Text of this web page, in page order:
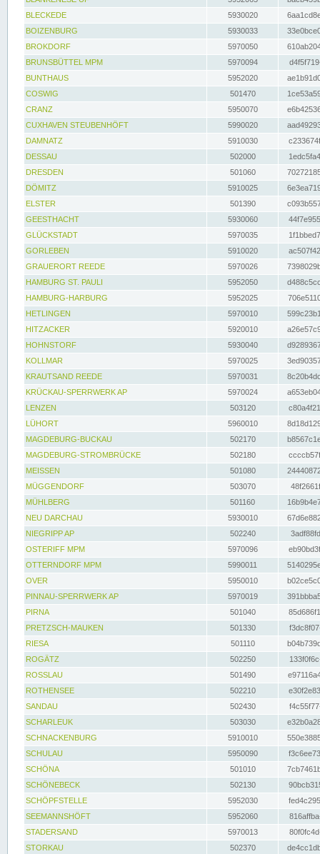
BLECKEDE
5930020
BOIZENBURG
5930033
BROKDORF
5970050
BRUNSBÜTTEL MPM
5970094
BUNTHAUS
5952020
COSWIG
501470
CRANZ
5950070
CUXHAVEN STEUBENHÖFT
5990020
DAMNATZ
5910030
DESSAU
502000
DRESDEN
501060
DÖMITZ
5910025
ELSTER
501390
GEESTHACHT
5930060
GLÜCKSTADT
5970035
GORLEBEN
5910020
GRAUERORT REEDE
5970026
HAMBURG ST. PAULI
5952050
HAMBURG-HARBURG
5952025
HETLINGEN
5970010
HITZACKER
5920010
HOHNSTORF
5930040
KOLLMAR
5970025
KRAUTSAND REEDE
5970031
KRÜCKAU-SPERRWERK AP
5970024
LENZEN
503120
LÜHORT
5960010
MAGDEBURG-BUCKAU
502170
MAGDEBURG-STROMBRÜCKE
502180
MEISSEN
501080
MÜGGENDORF
503070
MÜHLBERG
501160
NEU DARCHAU
5930010
NIEGRIPP AP
502240
OSTERIFF MPM
5970096
OTTERNDORF MPM
5990011
OVER
5950010
PINNAU-SPERRWERK AP
5970019
PIRNA
501040
PRETZSCH-MAUKEN
501330
RIESA
501110
ROGÄTZ
502250
ROSSLAU
501490
ROTHENSEE
502210
SANDAU
502430
SCHARLEUK
503030
SCHNACKENBURG
5910010
SCHULAU
5950090
SCHÖNA
501010
SCHÖNEBECK
502130
SCHÖPFSTELLE
5952030
SEEMANNSHÖFT
5952060
STADERSAND
5970013
STORKAU
502370